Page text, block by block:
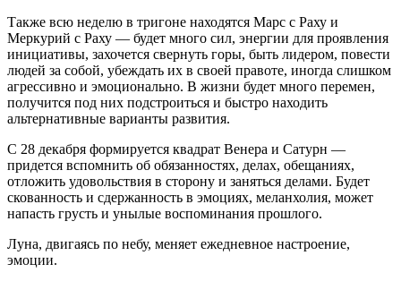
Также всю неделю в тригоне находятся Марс с Раху и
Меркурий с Раху — будет много сил, энергии для проявления
инициативы, захочется свернуть горы, быть лидером, повести
людей за собой, убеждать их в своей правоте, иногда слишком
агрессивно и эмоционально. В жизни будет много перемен,
получится под них подстроиться и быстро находить
альтернативные варианты развития.
С 28 декабря формируется квадрат Венера и Сатурн —
придется вспомнить об обязанностях, делах, обещаниях,
отложить удовольствия в сторону и заняться делами. Будет
скованность и сдержанность в эмоциях, меланхолия, может
напасть грусть и унылые воспоминания прошлого.
Луна, двигаясь по небу, меняет ежедневное настроение,
эмоции.